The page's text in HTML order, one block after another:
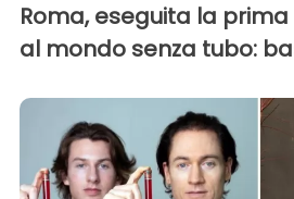
Roma, eseguita la
al mondo senza tubo: